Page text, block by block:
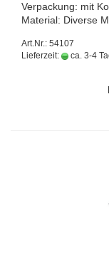
Ver­pa­ckung: mit
Ma­te­ri­al: Di­ver­se
Art.Nr.: 54107
Lieferzeit:
ca. 3-4